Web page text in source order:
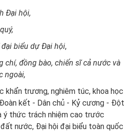
Đại hội,
biểu dự Đại hội,
chí, đồng bào, chiến sĩ cả nước và
ngoài,
khẩn trương, nghiêm túc, khoa học
kết - Dân chủ - Kỷ cương - Đột
ý thức trách nhiệm cao trước
đất nước, Đại hội đại biểu toàn quốc